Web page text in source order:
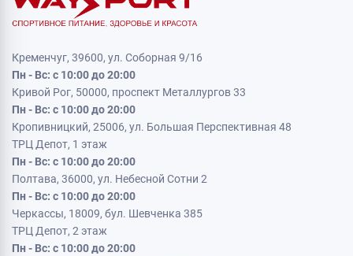
Кременчуг, 39600, ул. Соборная 9/16
Пн - Вс: с 10:00 до 20:00
Кривой Рог, 50000, проспект Металлургов 33
Пн - Вс: с 10:00 до 20:00
Кропивницкий, 25006, ул. Большая Перспективная 48
ТРЦ Депот, 1 этаж
Пн - Вс: с 10:00 до 20:00
Полтава, 36000, ул. Небесной Сотни 2
Пн - Вс: с 10:00 до 20:00
Черкассы, 18009, бул. Шевченка 385
ТРЦ Депот, 2 этаж
Пн - Вс: с 10:00 до 20:00